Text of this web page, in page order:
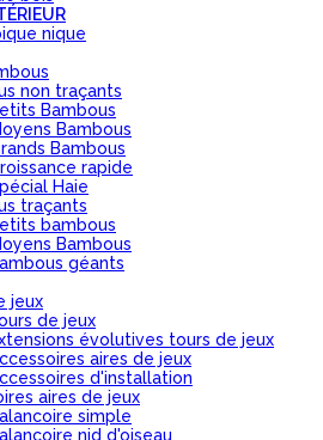
nique
non traçants
Bambous
Bambous
Bambous
rapide
Haie
traçants
bambous
Bambous
géants
jeux
de jeux
évolutives tours de jeux
aires de jeux
d'installation
aires de jeux
simple
nid d'oiseau